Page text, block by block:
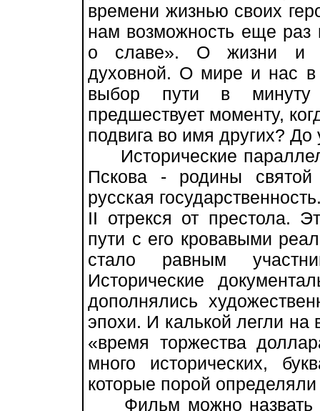
времени жизнью своих
нам возможность еще раз
о славе». О жизни и
духовной. О мире и нас
выбор пути в минуту
предшествует моменту,
подвига во имя других?
Исторические
Пскова - родины
русская
II отрекся от престола.
пути с его кровавыми
стало равным
Исторические
дополнялись
эпохи. И калькой легли на
«время торжества
много исторических,
которые порой
Фильм можно назвать